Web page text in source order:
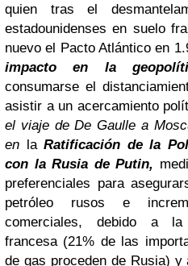
quien tras el
estadounidenses en suelo
nuevo el Pacto Atlántico en
impacto en la
consumarse el
asistir a un acercamiento
el viaje de De Gaulle a
en la Ratificación de la
con la Rusia de Putin,
preferenciales para
petróleo rusos e
comerciales, debido a la
francesa (21% de las
de gas proceden de Rusia)